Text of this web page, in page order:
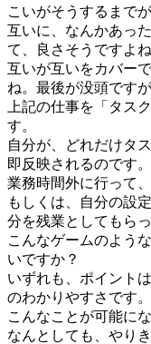
こいがそうするまで
互いに、なんかあっ
て、良さそうですよね
互いが互いをカバー
ね。最後が没頭です
上記の仕事を「タス
す。
自分が、どれだけタ
即反映されるのです。
業務時間外に行って
もしくは、自分の設
分を残業としてもらっ
こんなゲームのよう
いですか？
いずれも、ポイント
のわかりやすさです。
こんなことが可能に
なんとしても、やりき